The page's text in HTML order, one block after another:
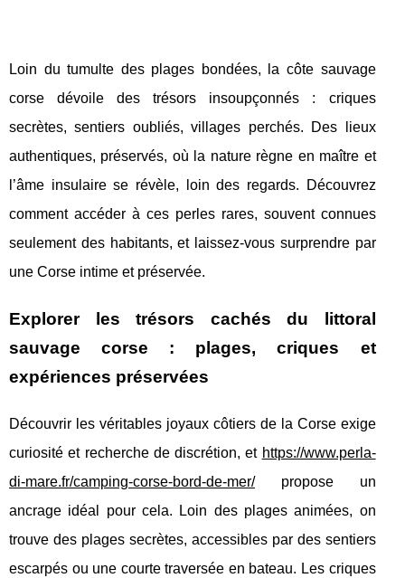
Loin du tumulte des plages bondées, la côte sauvage
corse dévoile des trésors insoupçonnés : criques
secrètes, sentiers oubliés, villages perchés. Des lieux
authentiques, préservés, où la nature règne en maître et
l’âme insulaire se révèle, loin des regards. Découvrez
comment accéder à ces perles rares, souvent connues
seulement des habitants, et laissez-vous surprendre par
une Corse intime et préservée.
Explorer les trésors cachés du littoral
sauvage corse : plages, criques et
expériences préservées
Découvrir les véritables joyaux côtiers de la Corse exige
curiosité et recherche de discrétion, et https://www.perla-
di-mare.fr/camping-corse-bord-de-mer/propose un
ancrage idéal pour cela. Loin des plages animées, on
trouve des plages secrètes, accessibles par des sentiers
escarpés ou une courte traversée en bateau. Les criques